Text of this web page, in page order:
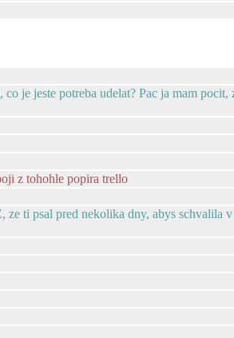
je jeste potreba udelat? Pac ja mam
z tohohle popira trello
ti psal pred nekolika dny, abys schvalila